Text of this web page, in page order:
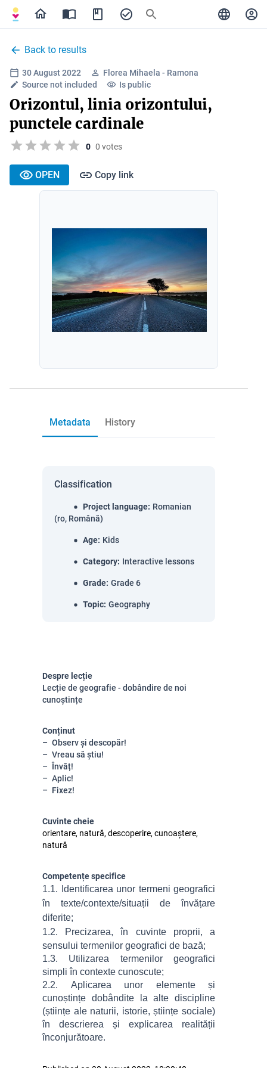
Back to results
30 August 2022
Florea Mihaela - Ramona
Source not included
Is public
Orizontul, linia orizontului,
punctele cardinale
0 0 votes
OPEN Copy link
Metadata History
Classification
Project language: Romanian
(ro, Română)
Age: Kids
Category: Interactive lessons
Grade: Grade 6
Topic: Geography
Despre lecție
Lecție de geografie - dobândire de noi
cunoștințe
Conținut
Observ și descopăr!
Vreau să știu!
Învăț!
Aplic!
Fixez!
Cuvinte cheie
orientare, natură, descoperire, cunoaștere,
natură
Competențe specifice
1.1. Identificarea unor termeni geografici
în texte/contexte/situații de învățare
diferite;
1.2.
Precizarea, în cuvinte proprii, a
sensului termenilor geografici de bază;
1.3. Utilizarea termenilor geografici
simpli în contexte cunoscute;
2.2. Aplicarea unor elemente și
cunoștințe dobândite la alte discipline
(științe ale naturii, istorie, științe sociale)
în descrierea și explicarea realității
înconjurătoare.